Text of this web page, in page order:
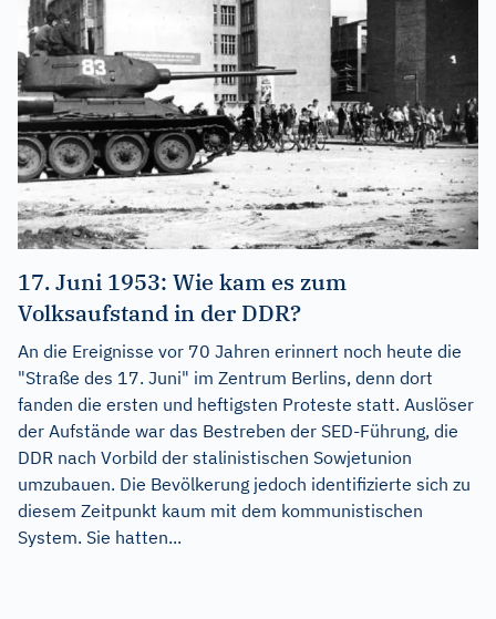
17. Juni 1953: Wie kam es zum
Volksaufstand in der DDR?
An die Ereignisse vor 70 Jahren erinnert noch heute die
"Straße des 17. Juni" im Zentrum Berlins, denn dort
fanden die ersten und heftigsten Proteste statt. Auslöser
der Aufstände war das Bestreben der SED-Führung, die
DDR nach Vorbild der stalinistischen Sowjetunion
umzubauen. Die Bevölkerung jedoch identifizierte sich zu
diesem Zeitpunkt kaum mit dem kommunistischen
System. Sie hatten...